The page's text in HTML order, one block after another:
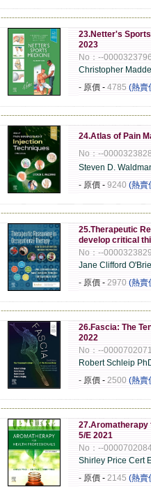
23.Netter's
2023
No：--
Christopher
- 原價 - 4785 (熱賣
24.Atlas of Pain
No：--
Steven D.
- 原價 - 9240 (熱賣
25.Therapeutic
develop critical
No：--
Jane Clifford
- 原價 - 2970 (熱賣
26.Fascia: The
2022
No：--
Robert Schleip
- 原價 - 2500 (熱賣
27.Aromatherapy
5/E 2021
No：--
Shirley Price Cert
- 原價 - 2145 (熱賣